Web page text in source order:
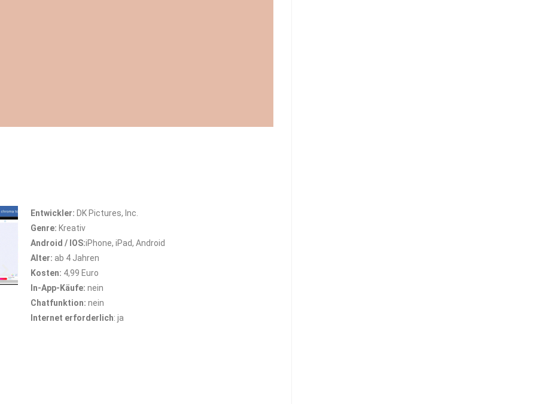
Entwickler: DK Pictures, Inc.
Genre: Kreativ
Android / IOS:iPhone, iPad, Android
Alter: ab 4 Jahren
Kosten: 4,99 Euro
In-App-Käufe: nein
Chatfunktion: nein
Internet erforderlich: ja